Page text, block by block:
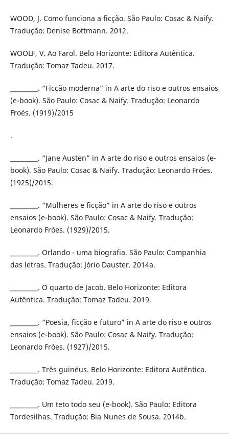
WOOD, J. Como funciona a ficção. São Paulo: Cosac & Naify.
Tradução: Denise Bottmann. 2012.
WOOLF, V. Ao Farol. Belo Horizonte: Editora Autêntica.
Tradução: Tomaz Tadeu. 2017.
_________. “Ficção moderna” in A arte do riso e outros ensaios
(e-book). São Paulo: Cosac & Naify. Tradução: Leonardo
Froés. (1919)/2015
.
_________. “Jane Austen” in A arte do riso e outros ensaios (e-
book). São Paulo: Cosac & Naify. Tradução: Leonardo Fróes.
(1925)/2015.
_________. “Mulheres e ficção” in A arte do riso e outros
ensaios (e-book). São Paulo: Cosac & Naify. Tradução:
Leonardo Fróes. (1929)/2015.
_________. Orlando - uma biografia. São Paulo: Companhia
das letras. Tradução: Jório Dauster. 2014a.
_________. O quarto de Jacob. Belo Horizonte: Editora
Autêntica. Tradução: Tomaz Tadeu. 2019.
_________. “Poesia, ficção e futuro” in A arte do riso e outros
ensaios (e-book). São Paulo: Cosac & Naify. Tradução:
Leonardo Fróes. (1927)/2015.
_________. Três guinéus. Belo Horizonte: Editora Autêntica.
Tradução: Tomaz Tadeu. 2019.
_________. Um teto todo seu (e-book). São Paulo: Editora
Tordesilhas. Tradução: Bia Nunes de Sousa. 2014b.